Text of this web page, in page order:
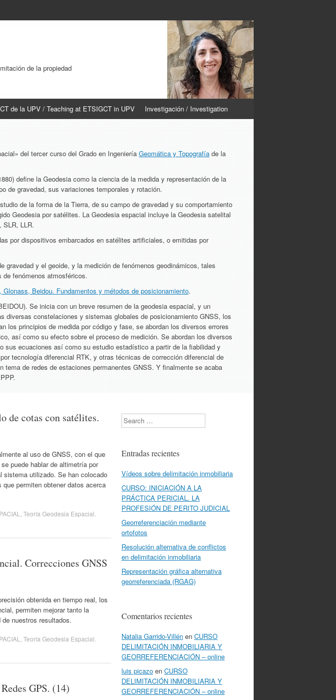
de la propiedad
de la UPV / Teaching at ETSIGCT in UPV Investigación / Investigation
del tercer curso del Grado en Ingeniería Geomática y Topografía de la
define la Geodesia como la ciencia de la medida y representación de la
de gravedad, sus variaciones temporales y rotación.
de la forma de la Tierra, de su campo de gravedad y su comportamiento
Geodesia por satélites. La Geodesia espacial incluye la Geodesia satelital
SLR, LLR.
por dispositivos embarcados en satélites artificiales, o emitidas por
gravedad y el geoide, y la medición de fenómenos geodinámicos, tales
fenómenos atmosféricos.
Beidou. Fundamentos y métodos de posicionamiento.
Se inicia con un breve resumen de la geodesia espacial, y un
constelaciones y sistemas globales de posicionamiento GNSS, los
los principios de medida por código y fase, se abordan los diversos errores
así como su efecto sobre el proceso de medición. Se abordan los diversos
sus ecuaciones así como su estudio estadístico a partir de la fiabilidad y
tecnología diferencial RTK, y otras técnicas de corrección diferencial de
de redes de estaciones permanentes GNSS. Y finalmente se acaba
de cotas con satélites.
al uso de GNSS, con el que
puede hablar de altimetría por
utilizado. Se han colocado
permiten obtener datos acerca
Teoría Geodesia Espacial
Correcciones GNSS
obtenida en tiempo real, los
permiten mejorar tanto la
nuestros resultados.
Teoría Geodesia Espacial
GPS. (14)
Search
Entradas recientes
Vídeos sobre delimitación inmobiliaria
CURSO: INICIACIÓN A LA
PRÁCTICA PERICIAL. LA
PROFESIÓN DE PERITO JUDICIAL
Georreferenciación mediante
ortofotos
Resolución alternativa de conflictos
en delimitación inmobiliaria
Representación gráfica alternativa
georreferenciada (RGAG)
Comentarios recientes
Natalia Garrido-Villén en CURSO
DELIMITACIÓN INMOBILIARIA Y
GEORREFERENCIACIÓN – online
luis picazo en CURSO
DELIMITACIÓN INMOBILIARIA Y
GEORREFERENCIACIÓN – online